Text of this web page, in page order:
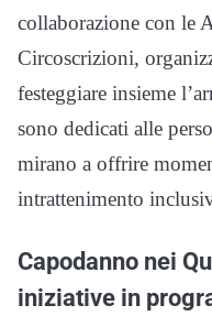
collaborazione con le
Circoscrizioni,
festeggiare insieme
sono dedicati alle
mirano a offrire
intrattenimento
Capodanno nei
iniziative in